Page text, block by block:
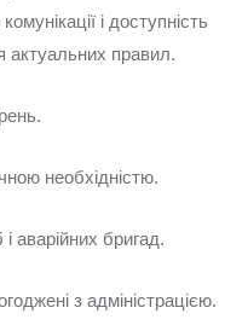
і доступність
актуальних правил.
необхідністю.
аварійних бригад.
з адміністрацією.